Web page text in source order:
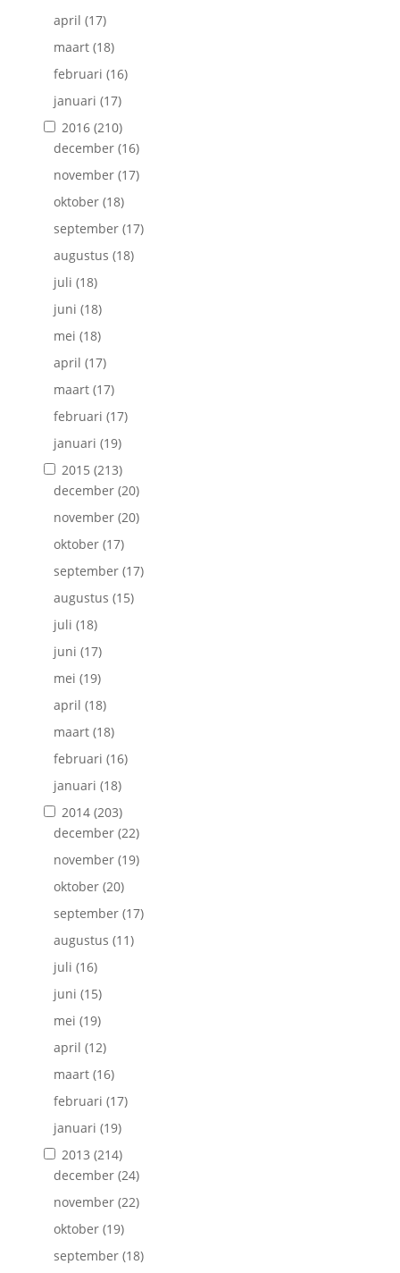
april (17)
maart(18)
februari (16)
januari (17)
2016(210)
december(16)
november(17)
oktober(18)
september(17)
augustus (18)
juli (18)
juni (18)
mei (18)
april (17)
maart(17)
februari (17)
januari (19)
2015 (213)
december(20)
november(20)
oktober(17)
september(17)
augustus (15)
juli (18)
juni (17)
mei (19)
april (18)
maart(18)
februari (16)
januari (18)
2014(203)
december(22)
november(19)
oktober(20)
september(17)
augustus (11)
juli (16)
juni (15)
mei (19)
april (12)
maart(16)
februari (17)
januari (19)
2013 (214)
december(24)
november(22)
oktober(19)
september(18)